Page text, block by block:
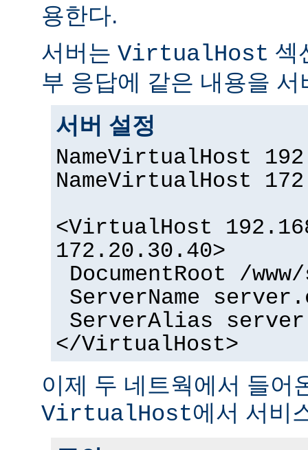
용한다.
서버는 VirtualHost 섹
부 응답에 같은 내용을
서버 설정
NameVirtualHost
NameVirtualHost
<VirtualHost
172.20.30.40>
DocumentRoot /
ServerName
ServerAlias server
</VirtualHost>
이제 두 네트웍에서 들어
VirtualHost에서 서비